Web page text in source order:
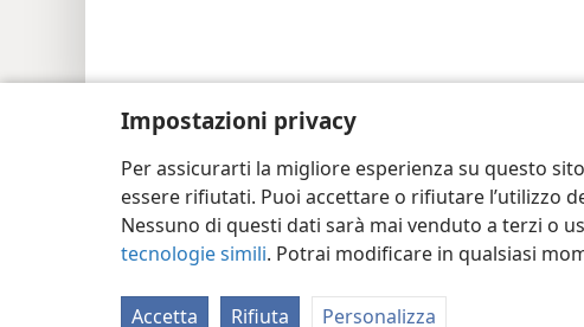
Impostazioni privacy
Per assicurarti la migliore esperienza su questo
essere rifiutati. Puoi accettare o rifiutare l’utilizzo
Nessuno di questi dati sarà mai venduto a terzi o
tecnologie simili. Potrai modificare in qualsiasi
Accetta Rifiuta Personalizza